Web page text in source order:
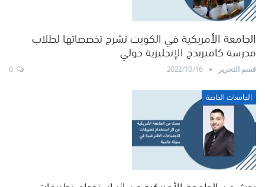
الجامعة الأمريكية في الكويت تشرح تخصصاتها لطلاب
مدرسة كامبريدج الإنجليزية حولي
قسم التحرير 2022/10/16
الجامعات الخاصة